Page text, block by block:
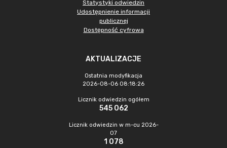
Statystyki odwiedzin
Udostępnienie informacji
publicznej
Dostępność cyfrowa
AKTUALIZACJE
Ostatnia modyfikacja
2026-08-06 08:18:26
Licznik odwiedzin ogółem
545 062
Licznik odwiedzin w m-cu 2026-
07
1 078